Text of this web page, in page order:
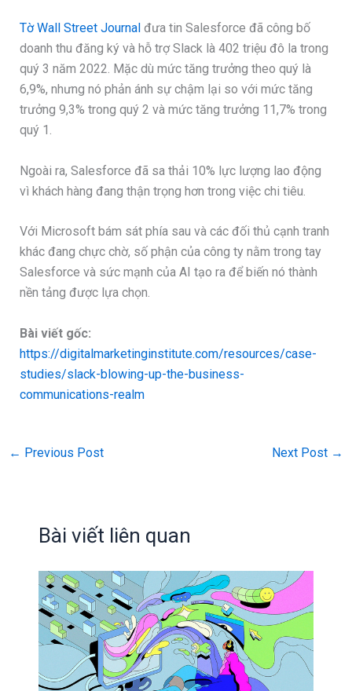
Tờ Wall Street Journal đưa tin Salesforce đã công bố
doanh thu đăng ký và hỗ trợ Slack là 402 triệu đô la trong
quý 3 năm 2022. Mặc dù mức tăng trưởng theo quý là
6,9%, nhưng nó phản ánh sự chậm lại so với mức tăng
trưởng 9,3% trong quý 2 và mức tăng trưởng 11,7% trong
quý 1.
Ngoài ra, Salesforce đã sa thải 10% lực lượng lao động
vì khách hàng đang thận trọng hơn trong việc chi tiêu.
Với Microsoft bám sát phía sau và các đối thủ cạnh tranh
khác đang chực chờ, số phận của công ty nằm trong tay
Salesforce và sức mạnh của AI tạo ra để biến nó thành
nền tảng được lựa chọn.
Bài viết gốc:
https://digitalmarketinginstitute.com/resources/case-
studies/slack-blowing-up-the-business-
communications-realm
← Previous Post Next Post →
Bài viết liên quan